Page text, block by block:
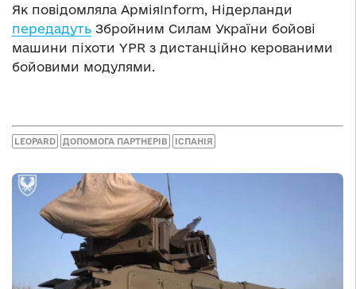
Як повідомляла АрміяInform, Нідерланди
передадуть Збройним Силам України бойові
машини піхоти YPR з дистанційно керованими
бойовими модулями.
LEOPARD ДОПОМОГА ПАРТНЕРІВ ІСПАНІЯ